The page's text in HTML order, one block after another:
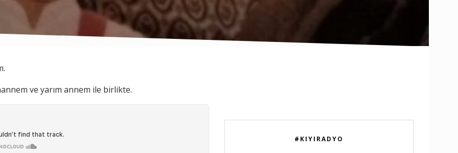
ve yarım annem ile birlikte.
#KIYIRADYO